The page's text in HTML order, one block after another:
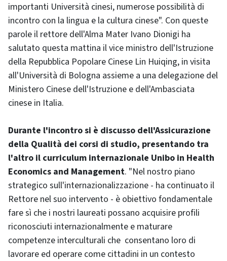
importanti Università cinesi, numerose possibilità di
incontro con la lingua e la cultura cinese". Con queste
parole il rettore dell'Alma Mater Ivano Dionigi ha
salutato questa mattina il vice ministro dell'Istruzione
della Repubblica Popolare Cinese Lin Huiqing, in visita
all'Università di Bologna assieme a una delegazione del
Ministero Cinese dell'Istruzione e dell'Ambasciata
cinese in Italia.
Durante l'incontro si è discusso dell'Assicurazione
della Qualità dei corsi di studio, presentando tra
l'altro il curriculum internazionale Unibo in Health
Economics and Management. "Nel nostro piano
strategico sull'internazionalizzazione - ha continuato il
Rettore nel suo intervento - è obiettivo fondamentale
fare sì che i nostri laureati possano acquisire profili
riconosciuti internazionalmente e maturare
competenze interculturali che consentano loro di
lavorare ed operare come cittadini in un contesto